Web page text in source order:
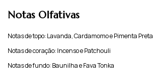
Notas Olfativas
Notas de topo: Lavanda, Cardamomo e Pimenta Preta
Notas de coração: Incenso e Patchouli
Notas de fundo: Baunilha e Fava Tonka